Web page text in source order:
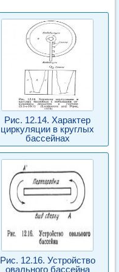
Рис. 12.14. Характер
циркуляции в круглых
бассейнах
Рис. 12.16. Устройство
овального бассейна